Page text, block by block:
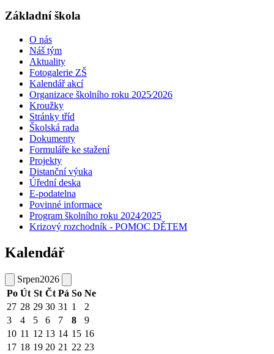
Základní škola
O nás
Náš tým
Aktuality
Fotogalerie ZŠ
Kalendář akcí
Organizace školního roku 2025⁄2026
Kroužky
Stránky tříd
Školská rada
Dokumenty
Formuláře ke stažení
Projekty
Distanční výuka
Úřední deska
E-podatelna
Povinné informace
Program školního roku 2024⁄2025
Krizový rozchodník - POMOC DĚTEM
Kalendář
Srpen2026
Po Út St Čt Pá So Ne
27 28 29 30 31 1
2
3
4 5 6 7 8
9
10 11 12 13 14 15 16
17 18 19 20 21 22 23